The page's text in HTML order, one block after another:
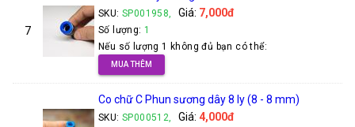
7
SKU: SP001958, Giá: 7,000đ
Số lượng: 1
Nếu số lượng 1 không đủ bạn có thể:
MUA THÊM
Co chữ C Phun sương dây 8 ly (8 - 8 mm)
SKU: SP000512, Giá: 4,000đ